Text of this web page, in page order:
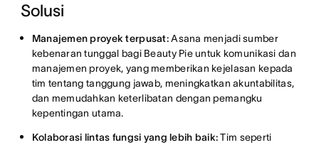
Solusi
Manajemen proyek terpusat:Asana menjadi sumber
kebenaran tunggal bagi Beauty Pie untuk komunikasi dan
manajemen proyek, yang memberikan kejelasan kepada
tim tentang tanggung jawab, meningkatkan akuntabilitas,
dan memudahkan keterlibatan dengan pemangku
kepentingan utama.
Kolaborasi lintas fungsi yang lebih baik:Tim seperti